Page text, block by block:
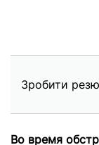
Зробити
Во время